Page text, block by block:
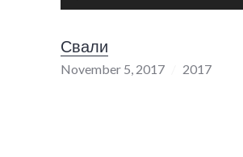
Player
Свали
November 5, 2017 2017